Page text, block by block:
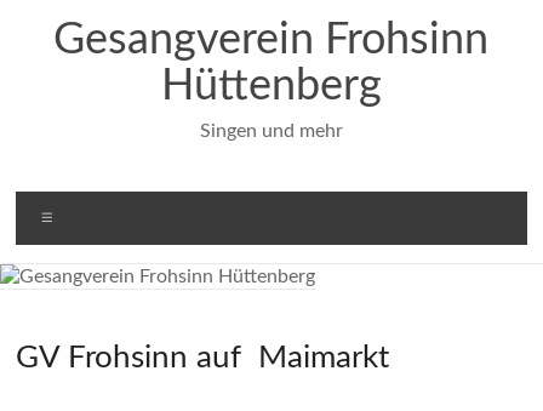
springenGesangverein Frohsinn
Hüttenberg
Singen und mehr
GV Frohsinn auf Maimarkt